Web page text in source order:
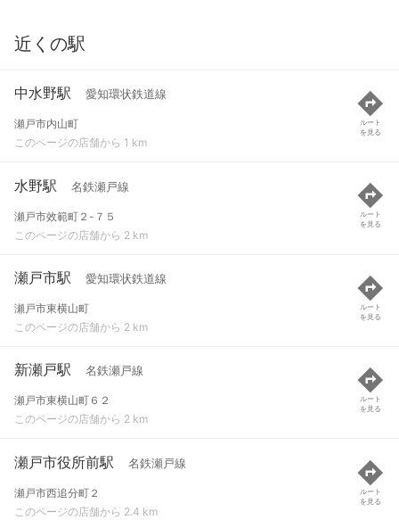
近くの駅
中水野駅 愛知環状鉄道線
瀬戸市内山町
このページの店舗から 1 km
ルート
を見る
水野駅 名鉄瀬戸線
瀬戸市效範町２-７５
このページの店舗から 2 km
ルート
を見る
瀬戸市駅 愛知環状鉄道線
瀬戸市東横山町
このページの店舗から 2 km
ルート
を見る
新瀬戸駅 名鉄瀬戸線
瀬戸市東横山町６２
このページの店舗から 2 km
ルート
を見る
瀬戸市役所前駅 名鉄瀬戸線
瀬戸市西追分町２
このページの店舗から 2.4 km
ルート
を見る